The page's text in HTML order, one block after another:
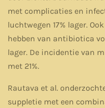
met complicaties en
luchtwegen 17% lager.
hebben van antibiotica
lager. De incidentie van
met 21%.
Rautava et al.
suppletie met een